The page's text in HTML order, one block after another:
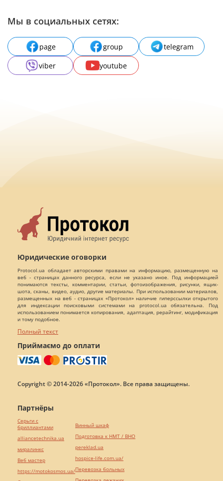
Мы в социальных сетях:
page group
telegram
viber
youtube
Юридические оговорки
Protocol.ua обладает авторскими правами на информацию, размещенную на
веб - страницах данного ресурса, если не указано иное. Под информацией
понимаются тексты, комментарии, статьи, фотоизображения, рисунки, ящик-
шота, сканы, видео, аудио, другие материалы. При использовании материалов,
размещенных на веб - страницах «Протокол» наличие гиперссылки открытого
для индексации поисковыми системами на protocol.ua обязательна. Под
использованием понимается копирования, адаптация, рерайтинг, модификация
и тому подобное.
Полный текст
Приймаємо до оплати
Copyright © 2014-2026 «Протокол». Все права защищены.
Партнёры
Серьги с
бриллиантами
alliancetechnika.ua
миралинкс
Веб мастер
https://motokosmos.ua/
Винный шкаф
Подготовка к НМТ / ВНО
pereklad.ua
hospice-life.com.ua/
Перевозка больных